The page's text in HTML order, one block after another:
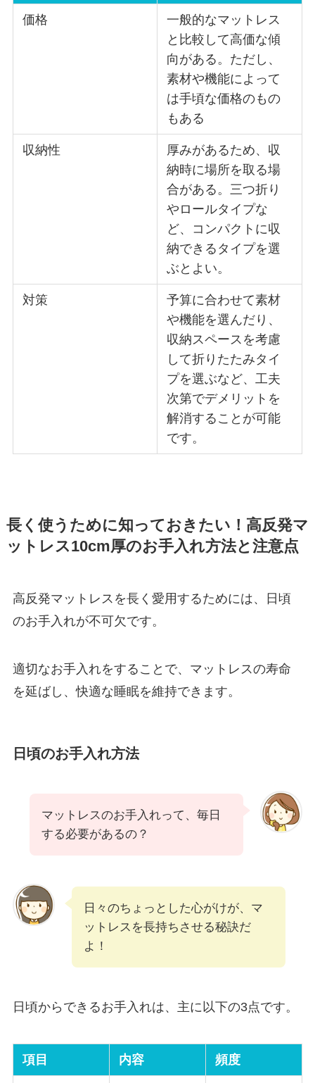
価格
一般的なマットレス
と比較して高価な傾
向がある。ただし、
素材や機能によって
は手頃な価格のもの
もある
収納性
厚みがあるため、収
納時に場所を取る場
合がある。三つ折り
やロールタイプな
ど、コンパクトに収
納できるタイプを選
ぶとよい。
対策
予算に合わせて素材
や機能を選んだり、
収納スペースを考慮
して折りたたみタイ
プを選ぶなど、工夫
次第でデメリットを
解消することが可能
です。
長く使うために知っておきたい！高反発マ
ットレス10cm厚のお手入れ方法と注意点
高反発マットレスを長く愛用するためには、日頃
のお手入れが不可欠です。
適切なお手入れをすることで、マットレスの寿命
を延ばし、快適な睡眠を維持できます。
日頃のお手入れ方法
マットレスのお手入れって、毎日
する必要があるの？
日々のちょっとした心がけが、マ
ットレスを長持ちさせる秘訣だ
よ！
日頃からできるお手入れは、主に以下の3点です。
項目 内容 頻度